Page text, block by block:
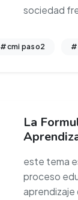
sociedad
#cmi paso2
La
este tema
proceso
aprendizaje